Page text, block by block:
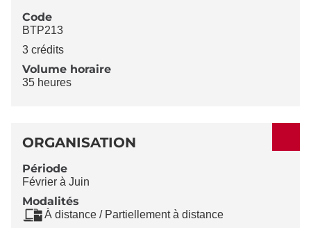
Code
BTP213
3 crédits
Volume horaire
35 heures
ORGANISATION
Période
Février à Juin
Modalités
À distance / Partiellement à distance